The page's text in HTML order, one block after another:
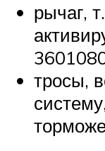
рычаг,
тросы,